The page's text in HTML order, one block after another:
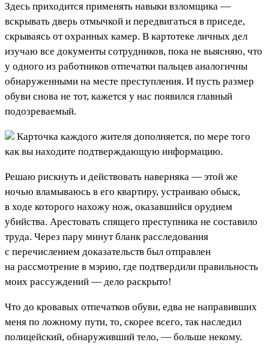
Здесь приходится применять навыки взломщика —
вскрывать дверь отмычкой и передвигаться в приседе,
скрываясь от охранных камер. В картотеке личных дел
изучаю все документы сотрудников, пока не выясняю, что
у одного из работников отпечатки пальцев аналогичны
обнаруженными на месте преступления. И пусть размер
обуви снова не тот, кажется у нас появился главный
подозреваемый.
Карточка каждого жителя дополняется, по мере того
как вы находите подтверждающую информацию.
Решаю рискнуть и действовать наверняка — этой же
ночью вламываюсь в его квартиру, устраиваю обыск,
в ходе которого нахожу нож, оказавшийся орудием
убийства. Арестовать спящего преступника не составило
труда. Через пару минут бланк расследования
с перечислением доказательств был отправлен
на рассмотрение в мэрию, где подтвердили правильность
моих рассуждений — дело раскрыто!
Что до кровавых отпечатков обуви, едва не направивших
меня по ложному пути, то, скорее всего, так наследил
полицейский, обнаруживший тело, — больше некому.